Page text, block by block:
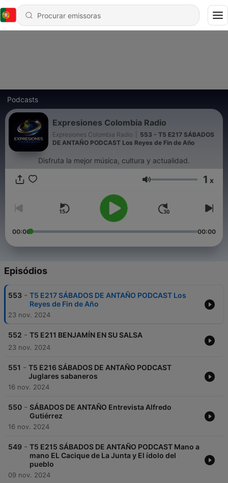
Podcasts
Expresiones Colombia Radio
Expresiones Colombia Radio
553 - T5 E217 SÁBADOS
DE ANTAÑO PODCAST Los Reyes de Fin de Año
Disfruta la mejor música, cultura y actualidad.
Volume 1 x
00:00 00:00
Episódios
553 - T5 E217 SÁBADOS DE ANTAÑO PODCAST Los
Reyes de Fin de Año
23 nov. 2024
552 - T5 E211 BENJAMÍN EN SU SALSA
23 nov. 2024
551 - T5 E216 SÁBADOS DE ANTAÑO PODCAST
Juglares sabaneros
16 nov. 2024
550 - SÁBADOS DE ANTAÑO Entrevista Alfredo
Gutiérrez
16 nov. 2024
549 - T5 E215 SÁBADOS DE ANTAÑO PODCAST Mano a
mano EL Cacique de La Junta y El ídolo del
pueblo
09 nov. 2024